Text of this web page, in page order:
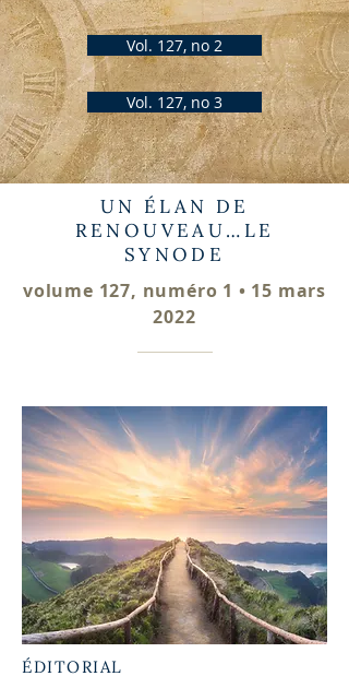
Vol. 127, no 2
Vol. 127, no 3
UN ÉLAN DE
RENOUVEAU…LE
SYNODE
volume 127, numéro 1 • 15 mars
2022
ÉDITORIAL